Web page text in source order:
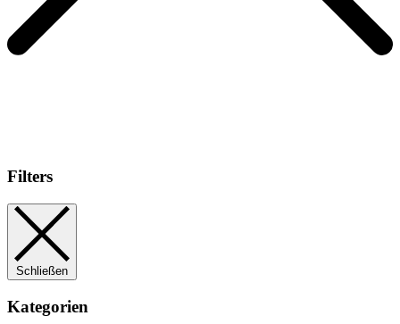
Filters
Schließen
Kategorien